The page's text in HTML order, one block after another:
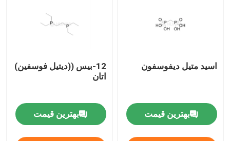
تور کارخانه
اسید متیل دیفوسفون
بهترین قیمت
12-بيس ((ديتيل فوسفين)
اتان
بهترین قیمت